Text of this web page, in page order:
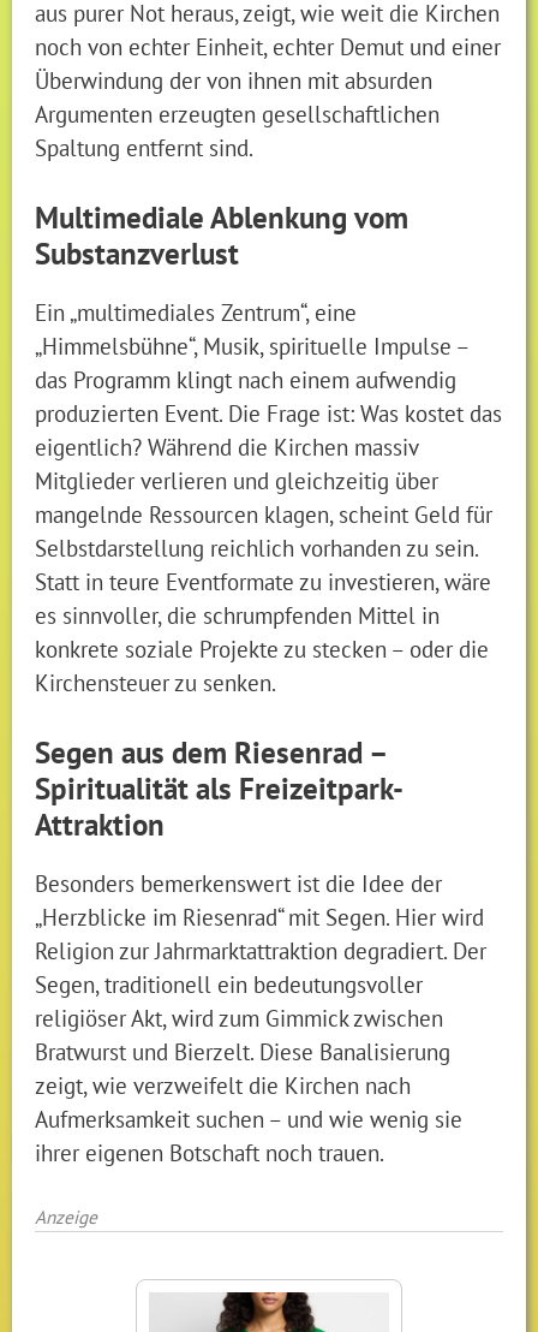
aus purer Not heraus, zeigt, wie weit die Kirchen
noch von echter Einheit, echter Demut und einer
Überwindung der von ihnen mit absurden
Argumenten erzeugten gesellschaftlichen
Spaltung entfernt sind.
Multimediale Ablenkung vom
Substanzverlust
Ein „multimediales Zentrum“, eine
„Himmelsbühne“, Musik, spirituelle Impulse –
das Programm klingt nach einem aufwendig
produzierten Event. Die Frage ist: Was kostet das
eigentlich? Während die Kirchen massiv
Mitglieder verlieren und gleichzeitig über
mangelnde Ressourcen klagen, scheint Geld für
Selbstdarstellung reichlich vorhanden zu sein.
Statt in teure Eventformate zu investieren, wäre
es sinnvoller, die schrumpfenden Mittel in
konkrete soziale Projekte zu stecken – oder die
Kirchensteuer zu senken.
Segen aus dem Riesenrad –
Spiritualität als Freizeitpark-
Attraktion
Besonders bemerkenswert ist die Idee der
„Herzblicke im Riesenrad“ mit Segen. Hier wird
Religion zur Jahrmarktattraktion degradiert. Der
Segen, traditionell ein bedeutungsvoller
religiöser Akt, wird zum Gimmick zwischen
Bratwurst und Bierzelt. Diese Banalisierung
zeigt, wie verzweifelt die Kirchen nach
Aufmerksamkeit suchen – und wie wenig sie
ihrer eigenen Botschaft noch trauen.
Anzeige